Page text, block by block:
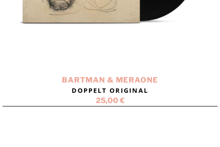
BARTMAN & MERAONE
DOPPELT ORIGINAL
25,00 €